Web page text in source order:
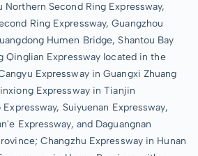
Second Ring Expressway,
Ring Expressway, Guangzhou
Humen Bridge, Shantou Bay
Qinglian Expressway located in the
Expressway in Guangxi Zhuang
Expressway in Tianjin
Suiyuenan Expressway,
Expressway, and Daguangnan
Changzhu Expressway in Hunan